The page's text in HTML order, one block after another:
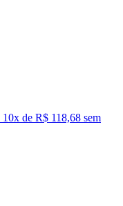
10x de R$ 118,68 sem